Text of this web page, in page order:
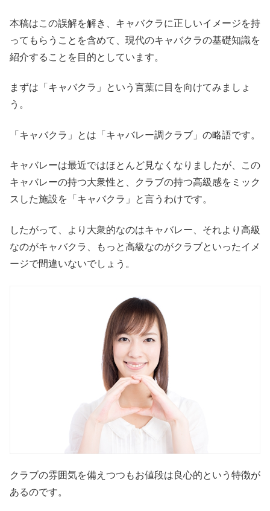
本稿はこの誤解を解き、キャバクラに正しいイメージを持
ってもらうことを含めて、現代のキャバクラの基礎知識を
紹介することを目的としています。
まずは「キャバクラ」という言葉に目を向けてみましょ
う。
「キャバクラ」とは「キャバレー調クラブ」の略語です。
キャバレーは最近ではほとんど見なくなりましたが、この
キャバレーの持つ大衆性と、クラブの持つ高級感をミック
スした施設を「キャバクラ」と言うわけです。
したがって、より大衆的なのはキャバレー、それより高級
なのがキャバクラ、もっと高級なのがクラブといったイメ
ージで間違いないでしょう。
クラブの雰囲気を備えつつもお値段は良心的という特徴が
あるのです。